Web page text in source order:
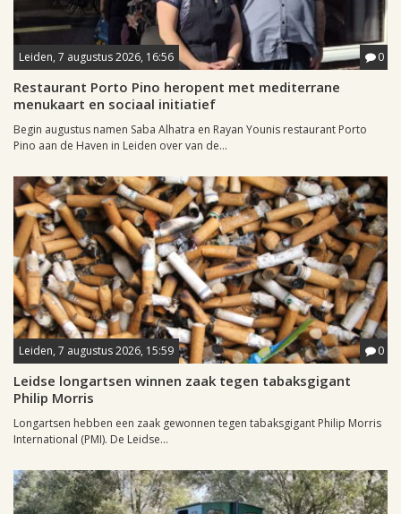
Leiden, 7 augustus 2026, 16:56 0
Restaurant Porto Pino heropent met mediterrane
menukaart en sociaal initiatief
Begin augustus namen Saba Alhatra en Rayan Younis restaurant Porto
Pino aan de Haven in Leiden over van de...
Leiden, 7 augustus 2026, 15:59 0
Leidse longartsen winnen zaak tegen tabaksgigant
Philip Morris
Longartsen hebben een zaak gewonnen tegen tabaksgigant Philip Morris
International (PMI). De Leidse...